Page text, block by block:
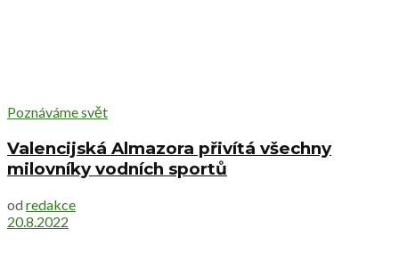
Poznáváme svět
Valencijská Almazora přivítá všechny
milovníky vodních sportů
od redakce
20.8.2022